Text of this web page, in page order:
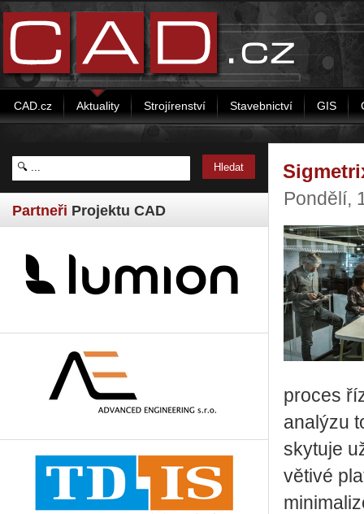
CAD.cz Aktuality Strojírenství Stavebnictví GIS
Partneři Projektu CAD
Pondělí,
pro­ces
ana­lý­zu
sky­tu­je
vě­ti­vé